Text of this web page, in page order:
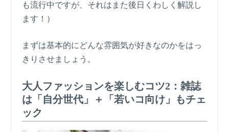
も流行中ですが、それはまた後日くわしく解説し
ます！）
まずは基本的にどんな雰囲気が好きなのかをはっ
きりさせましょう。
大人ファッションを楽しむコツ2：雑誌
は「自分世代」＋「若いコ向け」もチェ
ック